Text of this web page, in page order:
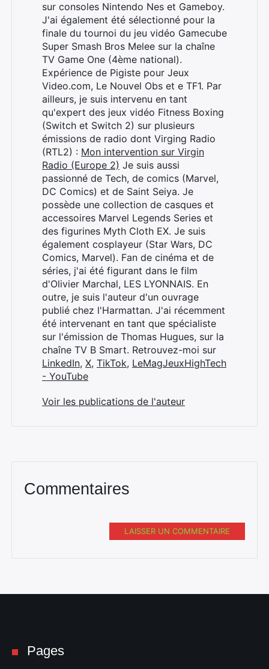
sur consoles Nintendo Nes et Gameboy.
J'ai également été sélectionné pour la
finale du tournoi du jeu vidéo Gamecube
Super Smash Bros Melee sur la chaîne
TV Game One (4ème national).
Expérience de Pigiste pour Jeux
Video.com, Le Nouvel Obs et e TF1. Par
ailleurs, je suis intervenu en tant
qu'expert des jeux vidéo Fitness Boxing
(Switch et Switch 2) sur plusieurs
émissions de radio dont Virging Radio
(RTL2) : Mon intervention sur Virgin
Radio (Europe 2) Je suis aussi
passionné de Tech, de comics (Marvel,
DC Comics) et de Saint Seiya. Je
possède une collection de casques et
accessoires Marvel Legends Series et
des figurines Myth Cloth EX. Je suis
également cosplayeur (Star Wars, DC
Comics, Marvel). Fan de cinéma et de
séries, j'ai été figurant dans le film
d'Olivier Marchal, LES LYONNAIS. En
outre, je suis l'auteur d'un ouvrage
publié chez l'Harmattan. J'ai récemment
été intervenant en tant que spécialiste
sur l'émission de Thomas Hugues, sur la
chaîne TV B Smart. Retrouvez-moi sur
LinkedIn, X, TikTok, LeMagJeuxHighTech
- YouTube
Voir les publications de l'auteur
Commentaires
LAISSER UN COMMENTAIRE
Pages
Rechercher
: